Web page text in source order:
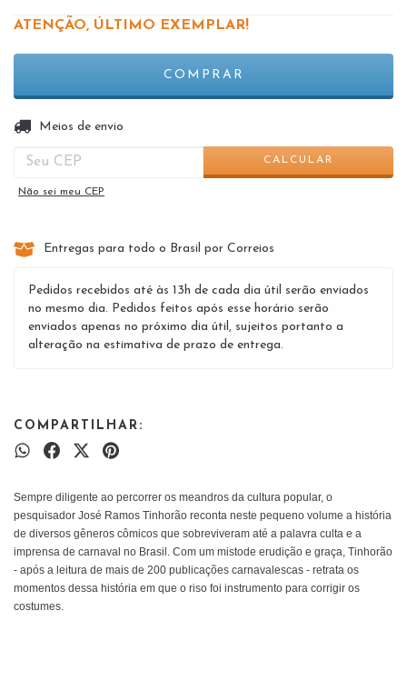
ATENÇÃO, ÚLTIMO EXEMPLAR!
Entregas para o CEP:
Meios de envio
CALCULAR
Não sei meu CEP
Entregas para todo o Brasil por Correios
Pedidos recebidos até às 13h de cada dia útil serão enviados
no mesmo dia. Pedidos feitos após esse horário serão
enviados apenas no próximo dia útil, sujeitos portanto a
alteração na estimativa de prazo de entrega.
COMPARTILHAR:
Sempre diligente ao percorrer os meandros da cultura popular, o
pesquisador José Ramos Tinhorão reconta neste pequeno volume a história
de diversos gêneros cômicos que sobreviveram até a palavra culta e a
imprensa de carnaval no Brasil. Com um mistode erudição e graça, Tinhorão
- após a leitura de mais de 200 publicações carnavalescas - retrata os
momentos dessa história em que o riso foi instrumento para corrigir os
costumes.